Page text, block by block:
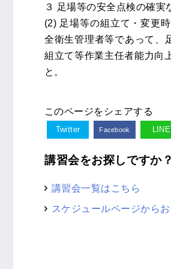
３ 足場等の安全点検の確実
(2) 足場等の組立て・変更
全衛生管理者等であって、
組立て等作業主任者能力向
と。
このページをシェアする
Twitter Facebook LINE
講習会をお探しですか？
講習会一覧はこちら
スケジュールページから